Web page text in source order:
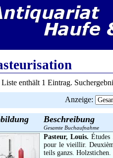
enthält 1 Eintrag.
Anzeige:
Beschreibung
Gesamte Buchaufnahme
Pasteur, Louis. Études
pour le vieillir.
teils ganzs.